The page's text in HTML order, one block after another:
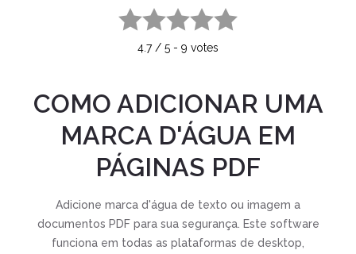
4.7/ 5 - 9 votes
COMO ADICIONAR UMA
MARCA D'ÁGUA EM
PÁGINAS PDF
Adicione marca d'água de texto ou imagem a
documentos PDF para sua segurança. Este software
funciona em todas as plataformas de desktop,